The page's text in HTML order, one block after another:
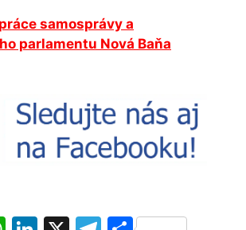
samosprávy a
parlamentu Nová Baňa